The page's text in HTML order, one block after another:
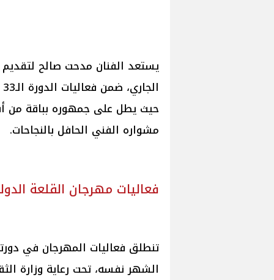
حيث يطل على جمهوره بباقة من
مشواره الفني الحافل بالنجاحات.
فعاليات مهرجان القلعة
الشهر نفسه، تحت رعاية وزارة